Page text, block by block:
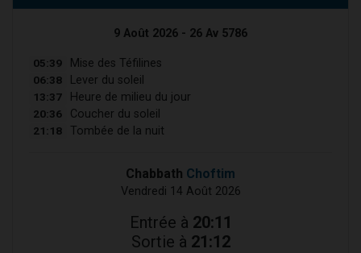
9 Août 2026 - 26 Av 5786
05:39 Mise des Téfilines
06:38 Lever du soleil
13:37 Heure de milieu du jour
20:36 Coucher du soleil
21:18 Tombée de la nuit
Chabbath Choftim
Vendredi 14 Août 2026
Entrée à 20:11
Sortie à 21:12